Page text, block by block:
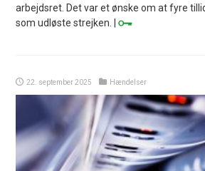
arbejdsret. Det var et ønske om at fyre
som udløste strejken. |
22. september 2025 Hændelser